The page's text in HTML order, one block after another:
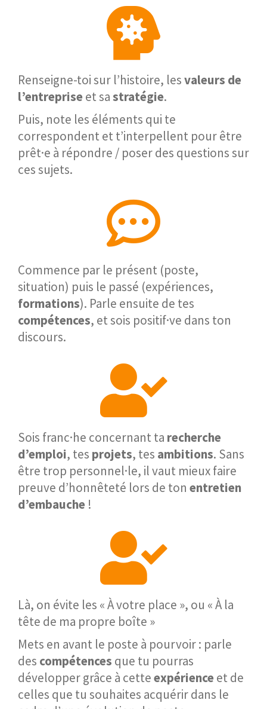
Renseigne-toi sur l’histoire, lesvaleurs de
l’entreprise et sastratégie.
Puis, note les éléments qui te
correspondent et t’interpellent pour être
prêt·e à répondre / poser des questions sur
ces sujets.
Commence par le présent (poste,
situation) puis le passé (expériences,
formations). Parle ensuite de tes
compétences, et sois positif·ve dans ton
discours.
Sois franc·he concernant ta recherche
d’emploi, tes projets, tes ambitions. Sans
être trop personnel·le, il vaut mieux faire
preuve d’honnêteté lors de ton entretien
d’embauche !
Là, on évite les « À votre place », ou « À la
tête de ma propre boîte »
Mets en avant le poste à pourvoir : parle
des compétences que tu pourras
développer grâce à cetteexpérience et de
celles que tu souhaites acquérir dans le